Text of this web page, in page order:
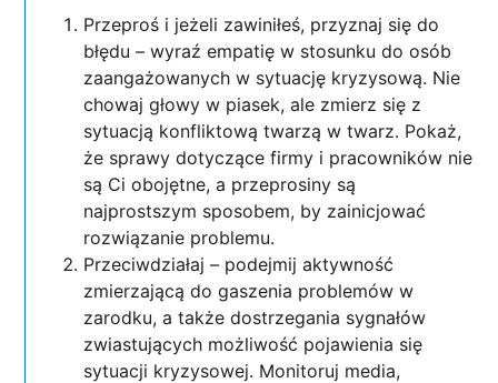
Przeproś i jeżeli zawiniłeś, przyznaj się do
błędu – wyraź empatię w stosunku do osób
zaangażowanych w sytuację kryzysową. Nie
chowaj głowy w piasek, ale zmierz się z
sytuacją konfliktową twarzą w twarz. Pokaż,
że sprawy dotyczące firmy i pracowników nie
są Ci obojętne, a przeprosiny są
najprostszym sposobem, by zainicjować
rozwiązanie problemu.
Przeciwdziałaj – podejmij aktywność
zmierzającą do gaszenia problemów w
zarodku, a także dostrzegania sygnałów
zwiastujących możliwość pojawienia się
sytuacji kryzysowej. Monitoruj media,